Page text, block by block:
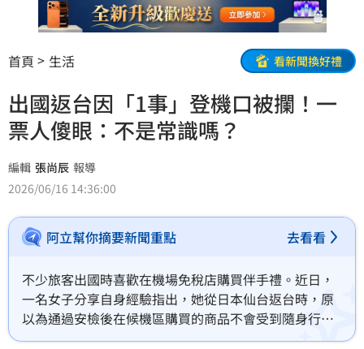
首頁 生活 看新聞換好禮
出國返台因「1事」登機口被攔！一
票人傻眼：不是常識嗎？
編輯 張尚辰 報導
2026/06/16 14:36:00
阿立幫你摘要新聞重點 去看看
不少旅客出國時喜歡在機場免稅店購買伴手禮。近日，
一名女子分享自身經驗指出，她從日本仙台返台時，原
以為通過安檢後在候機區購買的商品不會受到隨身行李
限制，沒想到登機前卻被航空公司提醒攜帶物品數量超